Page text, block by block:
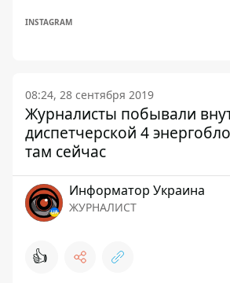
INSTAGRAM
08:24, 28 сентября 2019
Журналисты побывали
диспетчерской 4
там сейчас
Информатор Украина
ЖУРНАЛИСТ
👍